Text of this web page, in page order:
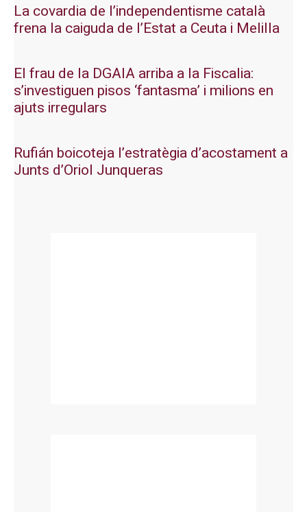
La covardia de l’independentisme català
frena la caiguda de l’Estat a Ceuta i Melilla
El frau de la DGAIA arriba a la Fiscalia:
s’investiguen pisos ‘fantasma’ i milions en
ajuts irregulars
Rufián boicoteja l’estratègia d’acostament a
Junts d’Oriol Junqueras